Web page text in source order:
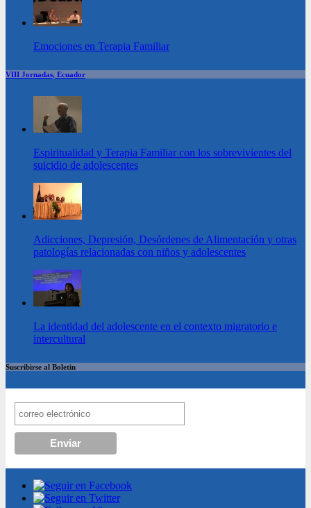
Emociones en Terapia Familiar
VIII Jornadas, Ecuador
Espiritualidad y Terapia Familiar con los sobrevivientes del
suicidio de adolescentes
Adicciones, Depresión, Desórdenes de Alimentación y otras
patologías relacionadas con niños y adolescentes
La identidad del adolescente en el contexto migratorio e
intercultural
Suscribirse al Boletin